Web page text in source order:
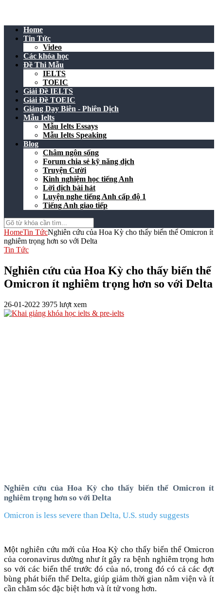
Home
Tin Tức
Video
Các khóa học
Đề Thi Mẫu
IELTS
TOEIC
Giải Đề IELTS
Giải Đề TOEIC
Giảng Dạy Biên - Phiên Dịch
Mẫu Ielts
Mẫu Ielts Essays
Mẫu Ielts Speaking
Blog
Châm ngôn sống
Forum chia sẻ kỹ năng dịch
Truyện Cười
Kinh nghiệm học tiếng Anh
Lời dịch bài hát
Luyện nghe tiếng Anh cấp độ 1
Tiếng Anh giao tiếp
HomeTin TứcNghiên cứu của Hoa Kỳ cho thấy biến thể Omicron ít
nghiêm trọng hơn so với Delta
Tin Tức
Nghiên cứu của Hoa Kỳ cho thấy biến thể
Omicron ít nghiêm trọng hơn so với Delta
26-01-2022 3975 lượt xem
Nghiên cứu của Hoa Kỳ cho thấy biến thể Omicron ít
nghiêm trọng hơn so với Delta
Omicron is less severe than Delta, U.S. study suggests
Một nghiên cứu mới của Hoa Kỳ cho thấy biến thể Omicron
của coronavirus dường như ít gây ra bệnh nghiêm trọng hơn
so với các biến thể trước đó của nó, trong đó có cả các đợt
bùng phát biến thể Delta, giúp giảm thời gian nằm viện và ít
cần chăm sóc đặc biệt hơn và ít tử vong hơn.